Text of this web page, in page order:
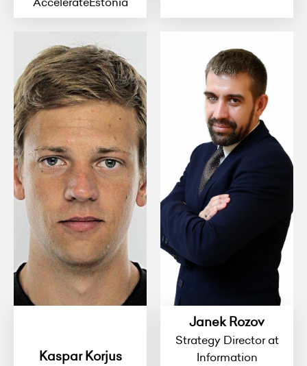
Kaspar Korjus
Janek Rozov
Strategy Director at
Information